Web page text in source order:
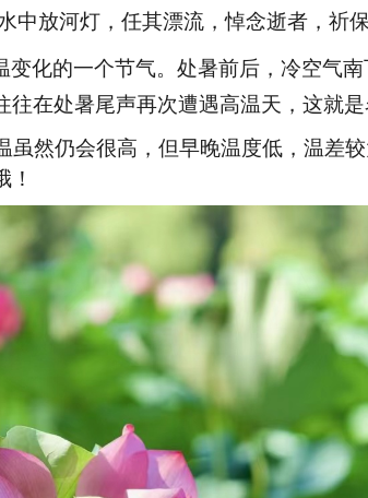
中放河灯，任其漂流，悼念逝者，祈
变化的一个节气。处暑前后，冷空气
往在处暑尾声再次遭遇高温天，这就
然仍会很高，但早晚温度低，温差
！